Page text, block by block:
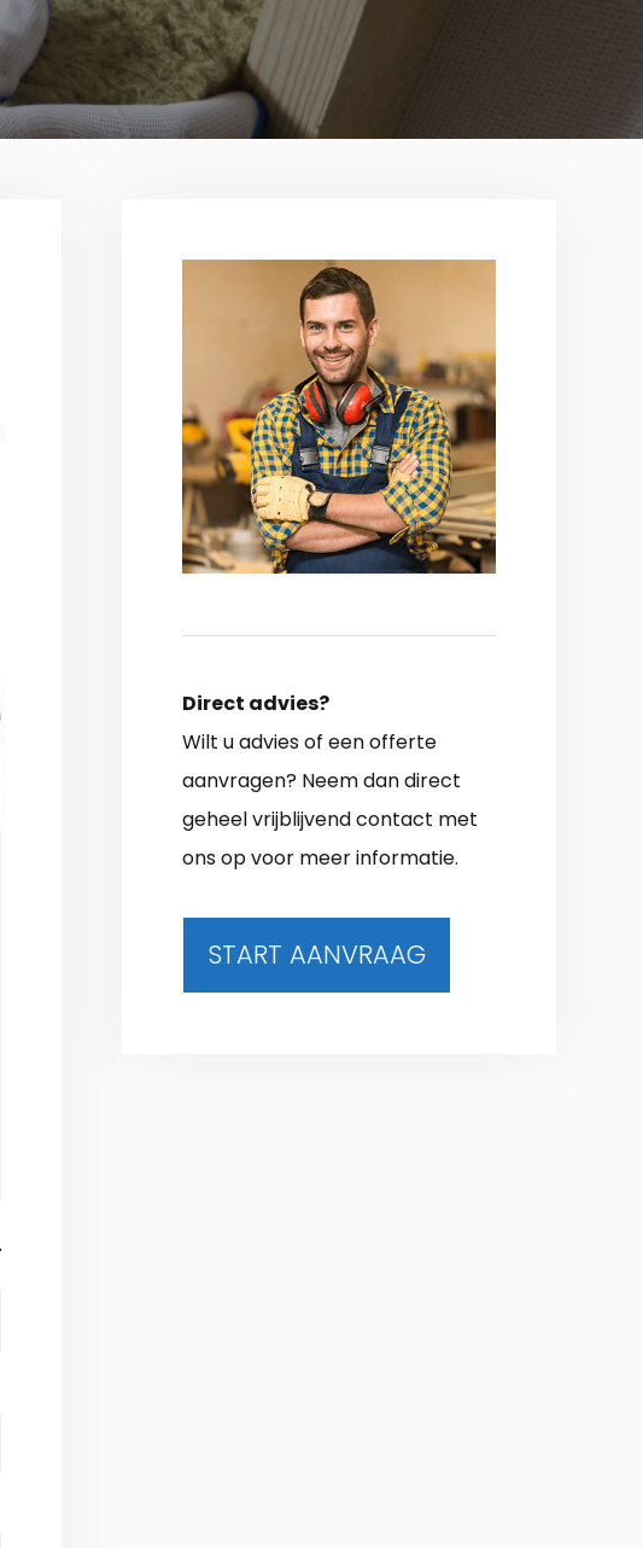
Direct advies?
Wilt u advies of een offerte
aanvragen? Neem dan direct
geheel vrijblijvend contact met
ons op voor meer informatie.
START AANVRAAG